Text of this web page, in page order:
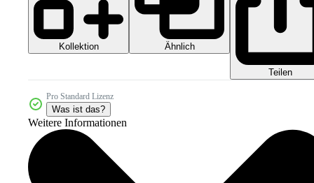
Kollektion Ähnlich
Teilen
Pro Standard Lizenz
Was ist das?
Weitere Informationen